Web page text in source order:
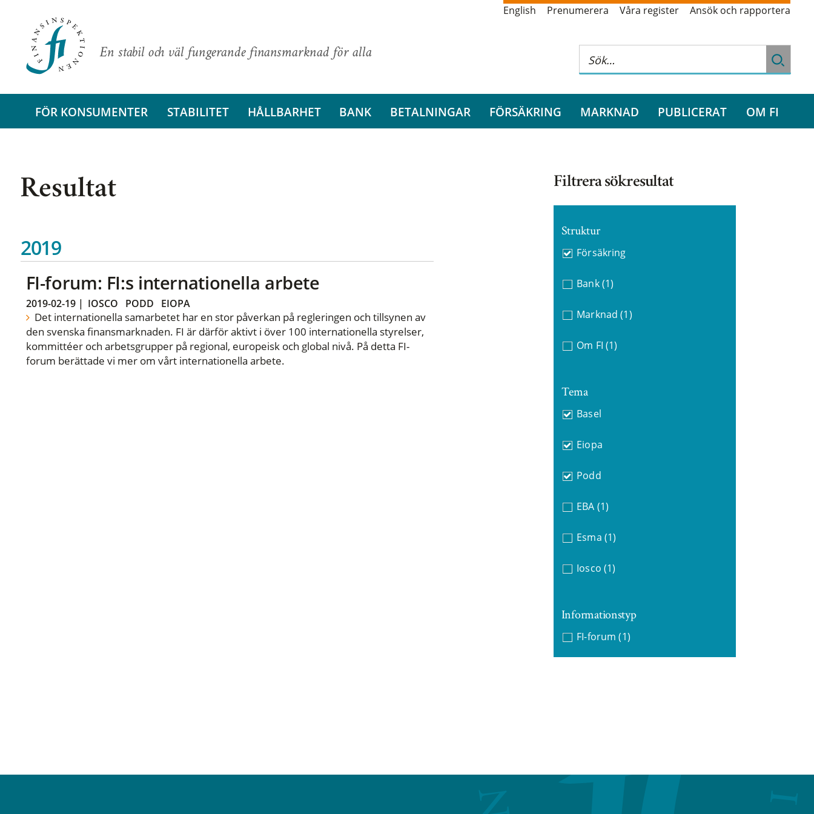
En stabil och väl fungerande finansmarknad för alla
English Prenumerera Våra register Ansök och rapportera
FÖR KONSUMENTER STABILITET HÅLLBARHET BANK BETALNINGAR FÖRSÄKRING MARKNAD PUBLICERAT OM FI
Resultat
2019
FI-forum: FI:s internationella arbete
2019-02-19| IOSCO PODD EIOPA
Det internationella samarbetet har en stor påverkan på regleringen och tillsynen av
den svenska finansmarknaden. FI är därför aktivt i över 100 internationella styrelser,
kommittéer och arbetsgrupper på regional, europeisk och global nivå. På detta FI-
forum berättade vi mer om vårt internationella arbete.
Filtrera sökresultat
Struktur
Försäkring
Bank (1)
Marknad (1)
Om FI (1)
Tema
Basel
Eiopa
Podd
EBA (1)
Esma (1)
Iosco (1)
Informationstyp
FI-forum (1)